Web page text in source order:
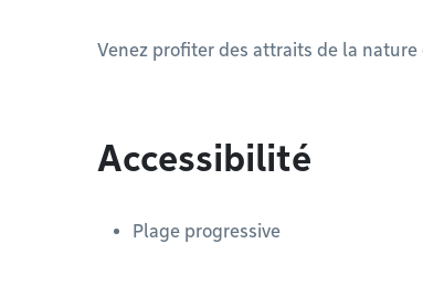
Venez profiter des attraits de la
Accessibilité
Plage progressive